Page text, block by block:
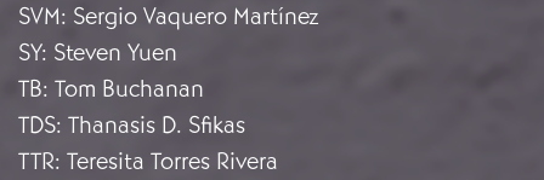
SVM: Sergio Vaquero Martínez
SY: Steven Yuen
TB: Tom Buchanan
TDS: Thanasis D. Sfikas
TTR: Teresita Torres Rivera